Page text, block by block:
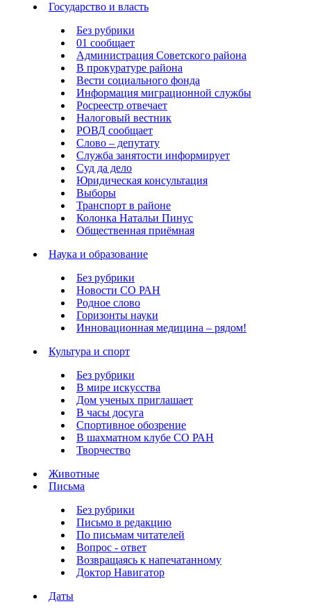
Государство и власть
Без рубрики
01 сообщает
Администрация Советского района
В прокуратуре района
Вести социального фонда
Информация миграционной службы
Росреестр отвечает
Налоговый вестник
РОВД сообщает
Слово – депутату
Служба занятости информирует
Суд да дело
Юридическая консультация
Выборы
Транспорт в районе
Колонка Натальи Пинус
Общественная приёмная
Наука и образование
Без рубрики
Новости СО РАН
Родное слово
Горизонты науки
Инновационная медицина – рядом!
Культура и спорт
Без рубрики
В мире искусства
Дом ученых приглашает
В часы досуга
Спортивное обозрение
В шахматном клубе СО РАН
Творчество
Животные
Письма
Без рубрики
Письмо в редакцию
По письмам читателей
Вопрос - ответ
Возвращаясь к напечатанному
Доктор Навигатор
Даты